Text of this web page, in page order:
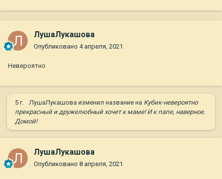
ЛушаЛукашова
Опубликовано 4 апреля, 2021
Невероятно
5 г. ЛушаЛукашова изменил название на Кубик-невероятно
прекрасный и дружелюбный хочет к маме! И к папе, наверное.
Домой!
ЛушаЛукашова
Опубликовано 8 апреля, 2021